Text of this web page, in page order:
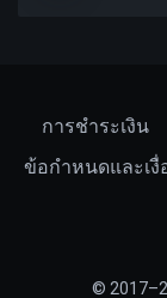
การชำระเงิน
ข้อกำหนดและเงื่
©